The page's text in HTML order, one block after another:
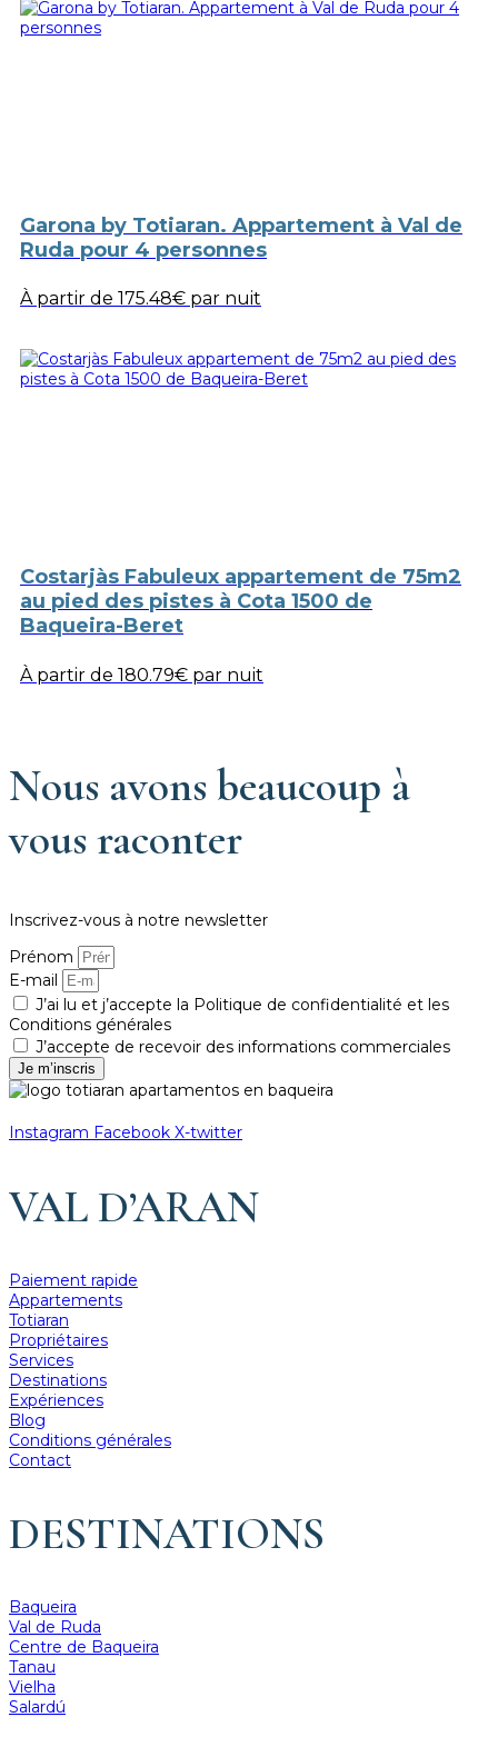
Garona by Totiaran. Appartement à Val de
Ruda pour 4 personnes
À partir de 175.48€ par nuit
Costarjàs Fabuleux appartement de 75m2
au pied des pistes à Cota 1500 de
Baqueira-Beret
À partir de 180.79€ par nuit
Nous avons beaucoup à
vous raconter
Inscrivez-vous à notre newsletter
Prénom
E-mail
J’ai lu et j’accepte la Politique de confidentialité et les
Conditions générales
J’accepte de recevoir des informations commerciales
Je m’inscris
Instagram Facebook X-twitter
VAL D’ARAN
Paiement rapide
Appartements
Totiaran
Propriétaires
Services
Destinations
Expériences
Blog
Conditions générales
Contact
DESTINATIONS
Baqueira
Val de Ruda
Centre de Baqueira
Tanau
Vielha
Salardú